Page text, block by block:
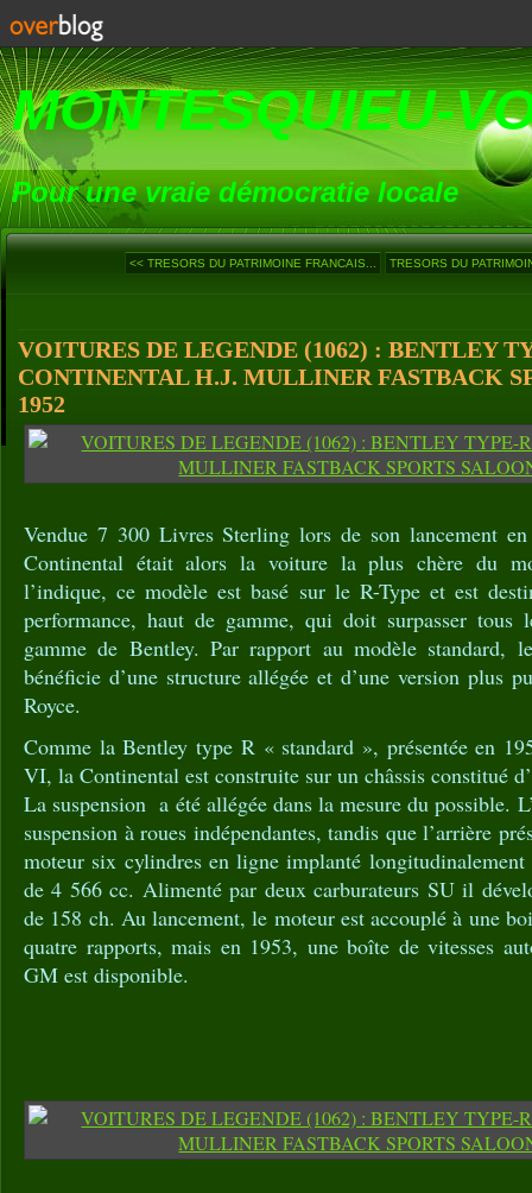
MONTESQUIEU-
Pour une vraie démocratie locale
<< TRESORS DU PATRIMOINE FRANCAIS... TRESORS DU
VOITURES DE LEGENDE (1062) : BENTLEY
CONTINENTAL H.J. MULLINER FASTBACK
1952
Vendue 7 300 Livres Sterling lors de son lancement
Continental était alors la voiture la plus chère du
l’indique, ce modèle est basé sur le R-Type et est
performance, haut de gamme, qui doit surpasser tous
gamme de Bentley. Par rapport au modèle standard,
bénéficie d’une structure allégée et d’une version plus
Royce.
Comme la Bentley type R « standard », présentée en
VI, la Continental est construite sur un châssis constitué
La suspension a été allégée dans la mesure du possible.
suspension à roues indépendantes, tandis que l’arrière
moteur six cylindres en ligne implanté longitudinalement
de 4 566 cc. Alimenté par deux carburateurs SU il
de 158 ch. Au lancement, le moteur est accouplé à une
quatre rapports, mais en 1953, une boîte de vitesses
GM est disponible.